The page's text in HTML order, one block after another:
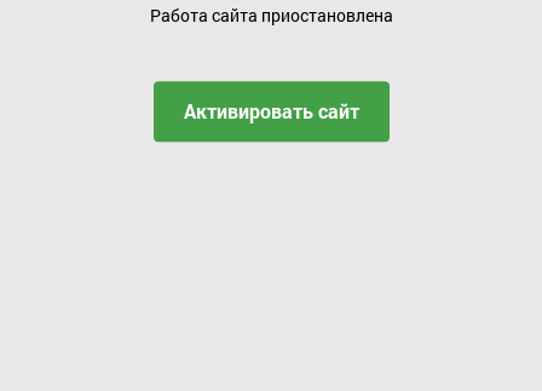
Работа сайта приостановлена
Активировать сайт